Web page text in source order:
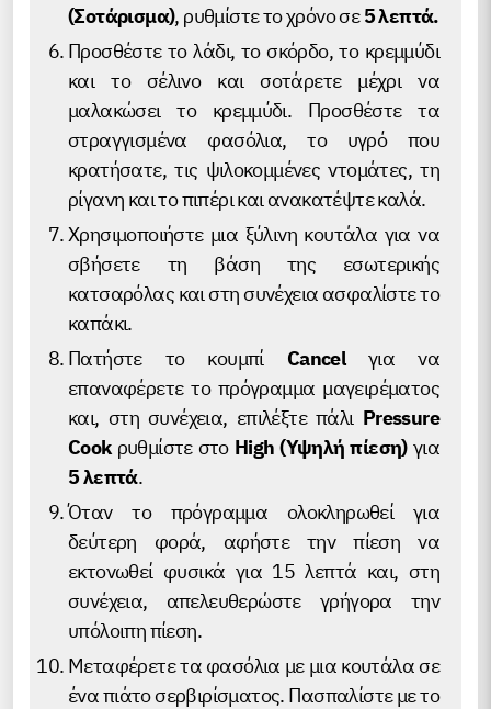
(Σοτάρισμα), ρυθμίστε το χρόνο σε5 λεπτά.
Προσθέστε το λάδι, το σκόρδο, το κρεμμύδι
και το σέλινο και σοτάρετε μέχρι να
μαλακώσει το κρεμμύδι. Προσθέστε τα
στραγγισμένα φασόλια, το υγρό που
κρατήσατε, τις ψιλοκομμένες ντομάτες, τη
ρίγανη και το πιπέρι και ανακατέψτε καλά.
Χρησιμοποιήστε μια ξύλινη κουτάλα για να
σβήσετε τη βάση της εσωτερικής
κατσαρόλας και στη συνέχεια ασφαλίστε το
καπάκι.
Πατήστε το κουμπίCancelγια να
επαναφέρετε το πρόγραμμα μαγειρέματος
και, στη συνέχεια, επιλέξτε πάλι Pressure
Cookρυθμίστε στο High (Υψηλή πίεση)για
5 λεπτά.
Όταν το πρόγραμμα ολοκληρωθεί για
δεύτερη φορά, αφήστε την πίεση να
εκτονωθεί φυσικά για 15 λεπτά και, στη
συνέχεια, απελευθερώστε γρήγορα την
υπόλοιπη πίεση.
Μεταφέρετε τα φασόλια με μια κουτάλα σε
ένα πιάτο σερβιρίσματος. Πασπαλίστε με το